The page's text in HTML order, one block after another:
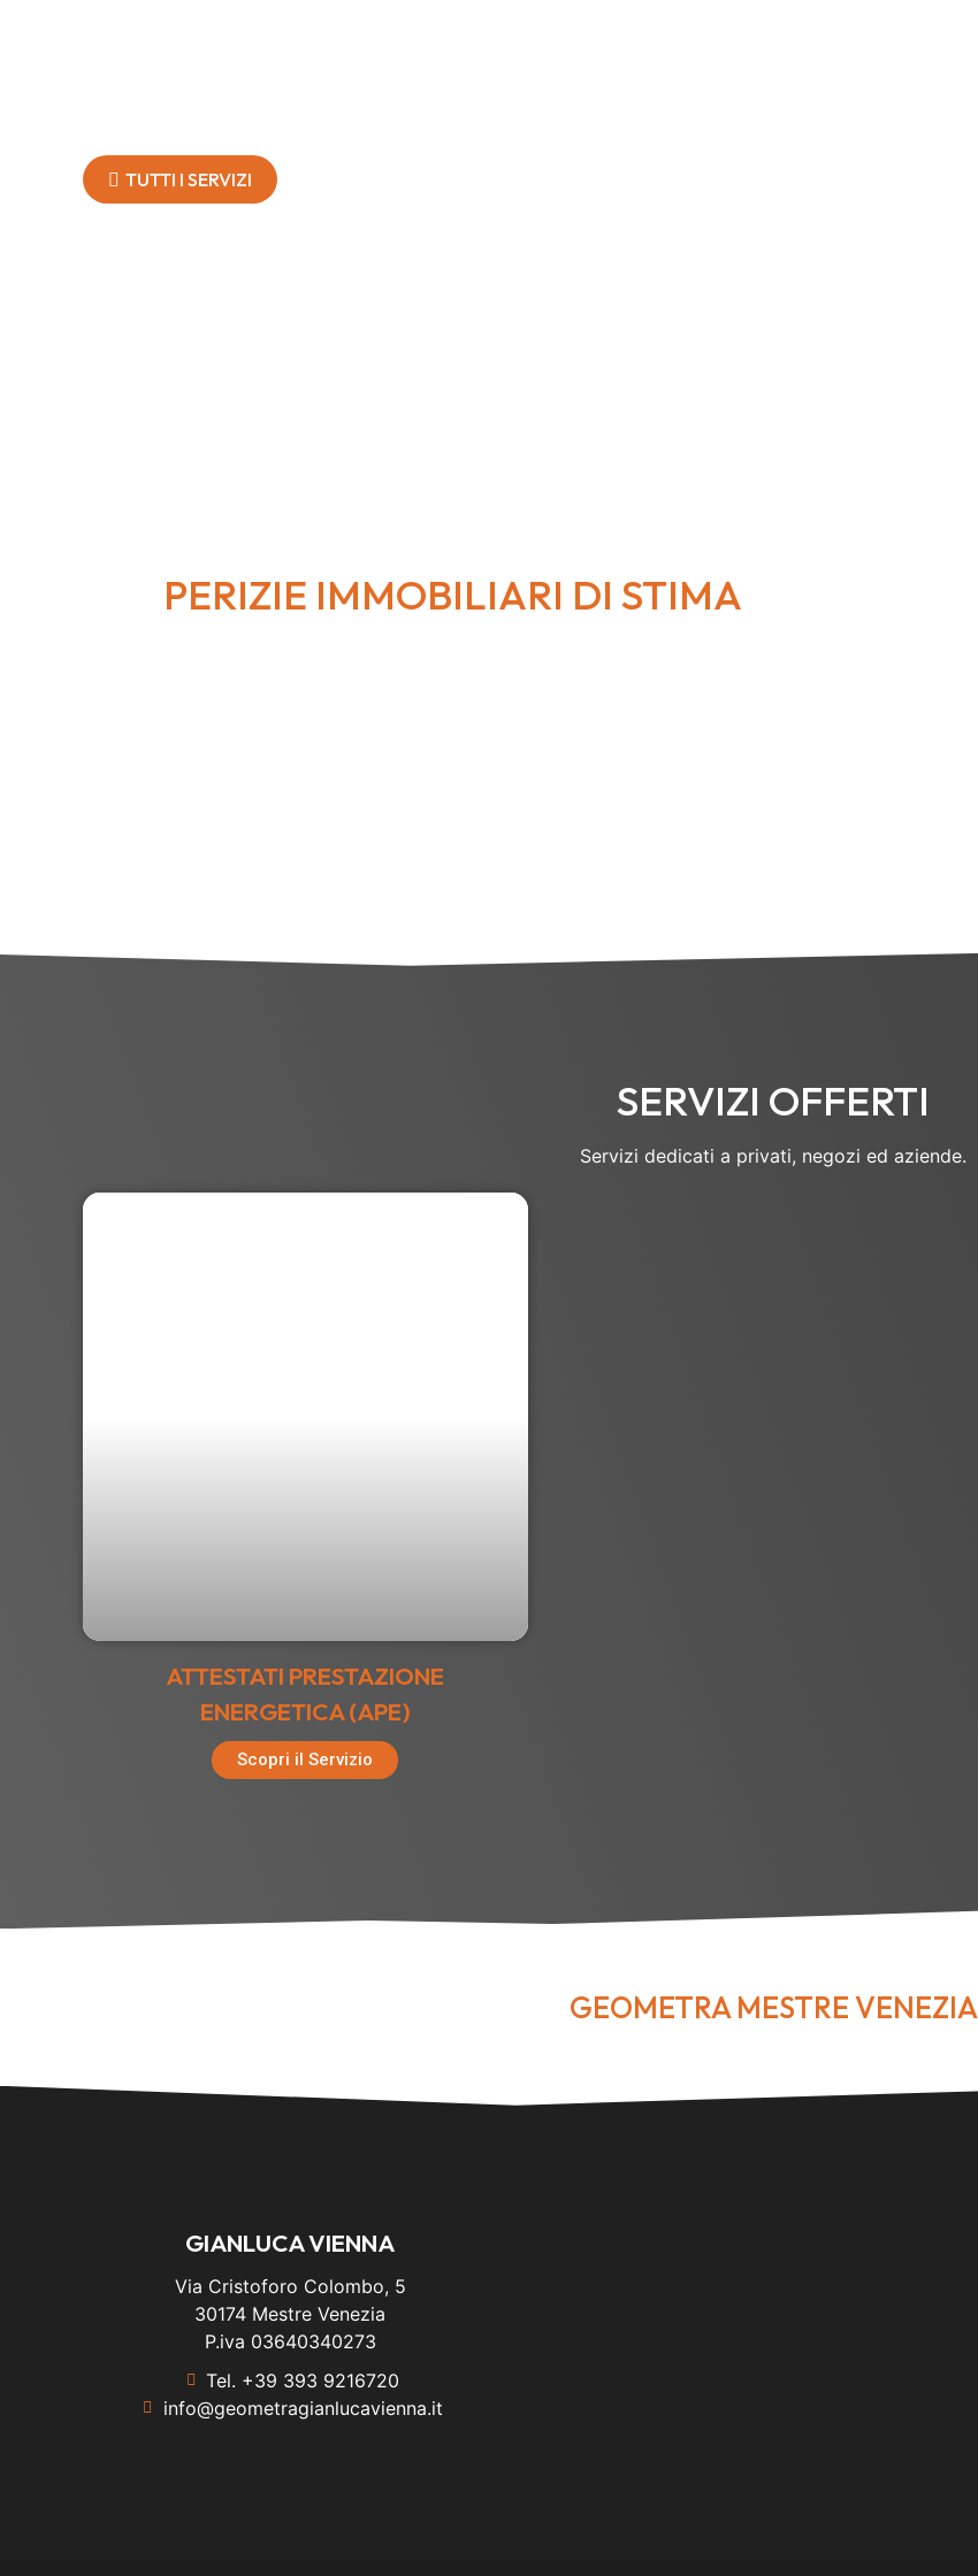
TUTTI I SERVIZI
PERIZIE IMMOBILIARI DI STIMA
SERVIZI OFFERTI
Servizi dedicati a privati, negozi ed aziende.
ATTESTATI PRESTAZIONE
ENERGETICA (APE)
Scopri il Servizio
GEOMETRA MESTRE VENEZIA
GIANLUCA VIENNA
Via Cristoforo Colombo, 5
30174 Mestre Venezia
P.iva 03640340273
Tel. +39 393 9216720
info@geometragianlucavienna.it